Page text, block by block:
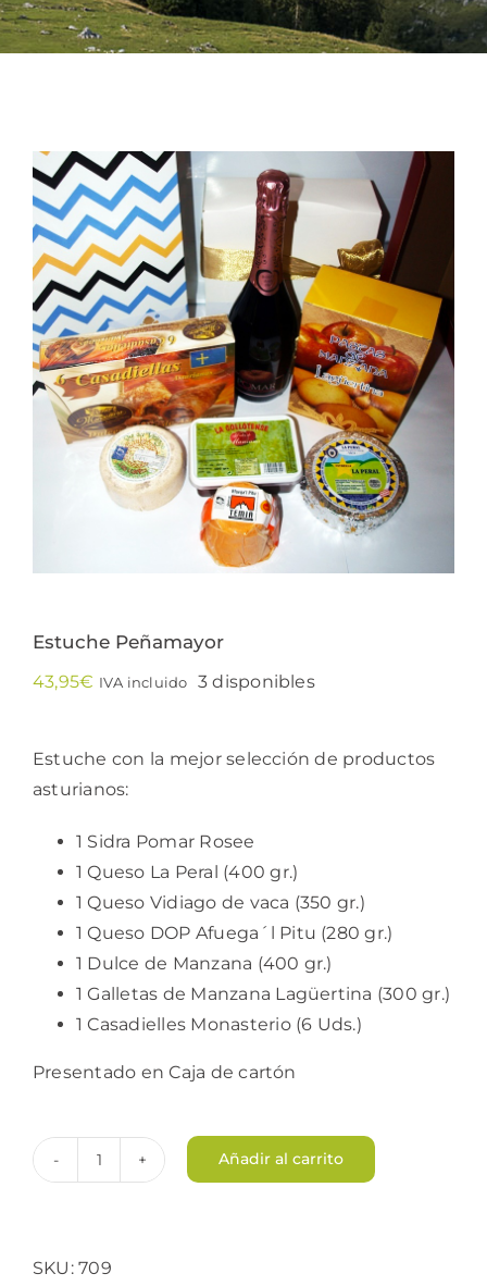
Bebidas
Cestas
Sin gluten
Contacto
Estuche Peñamayor
43,95€ IVA incluido 3 disponibles
Estuche con la mejor selección de productos
asturianos:
1 Sidra Pomar Rosee
1 Queso La Peral (400 gr.)
1 Queso Vidiago de vaca (350 gr.)
1 Queso DOP Afuega´l Pitu (280 gr.)
1 Dulce de Manzana (400 gr.)
1 Galletas de Manzana Lagüertina (300 gr.)
1 Casadielles Monasterio (6 Uds.)
Presentado en Caja de cartón
Estuche
Añadir al carrito
SKU:709